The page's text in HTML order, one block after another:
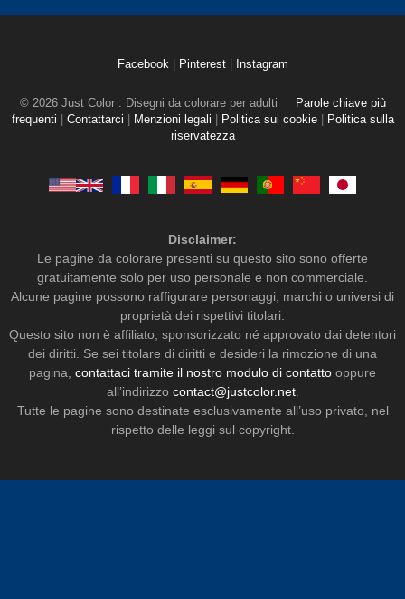
Facebook Pinterest Instagram
© 2026 Just Color : Disegni da colorare per adulti
Parole chiave più
frequenti
Contattarci Menzioni legali Politica sui cookie
Politica sulla
riservatezza
Disclaimer:
Le pagine da colorare presenti su questo sito sono offerte
gratuitamente solo per uso personale e non commerciale.
Alcune pagine possono raffigurare personaggi, marchi o universi di
proprietà dei rispettivi titolari.
Questo sito non è affiliato, sponsorizzato né approvato dai detentori
dei diritti. Se sei titolare di diritti e desideri la rimozione di una
pagina, contattaci tramite il nostro modulo di contatto oppure
all’indirizzo contact@justcolor.net.
Tutte le pagine sono destinate esclusivamente all’uso privato, nel
rispetto delle leggi sul copyright.